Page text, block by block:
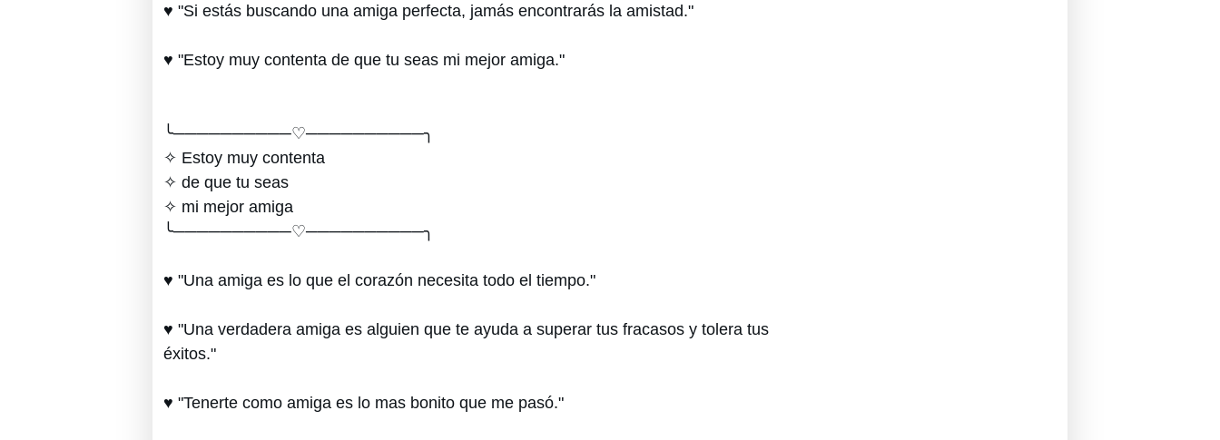
♥ "Si estás buscando una amiga perfecta, jamás encontrarás la amistad."
♥ "Estoy muy contenta de que tu seas mi mejor amiga."
╰──────────♡──────────╮
✧ Estoy muy contenta
✧ de que tu seas
✧ mi mejor amiga
╰──────────♡──────────╮
♥ "Una amiga es lo que el corazón necesita todo el tiempo."
♥ "Una verdadera amiga es alguien que te ayuda a superar tus fracasos y tolera tus
éxitos."
♥ "Tenerte como amiga es lo mas bonito que me pasó."